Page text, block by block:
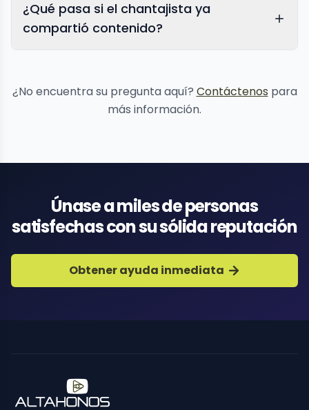
¿Qué pasa si el chantajista ya
compartió contenido?
¿No encuentra su pregunta aquí? Contáctenos para
más información.
Únase a miles de personas
satisfechas con su sólida reputación
Obtener ayuda inmediata